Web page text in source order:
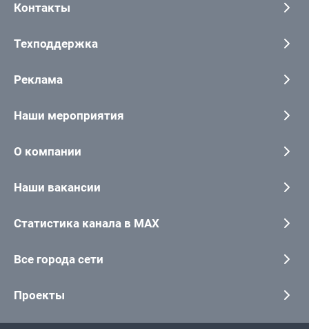
Контакты
Техподдержка
Реклама
Наши мероприятия
О компании
Наши вакансии
Статистика канала в MAX
Все города сети
Проекты